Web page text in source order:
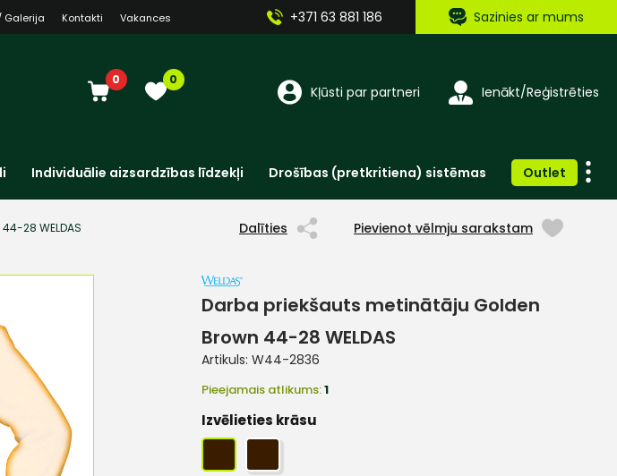
Galerija Kontakti Vakances +371 63 881 186 Sazinies ar mums
0 0
Kļūsti par partneri Ienākt/Reģistrēties
Individuālie aizsardzības līdzekļi Drošības (pretkritiena) sistēmas Outlet
28 WELDAS Dalīties Pievienot vēlmju sarakstam
Darba priekšauts metinātāju Golden
Brown 44-28 WELDAS
Artikuls: W44-2836
Pieejamais atlikums:1
Izvēlieties krāsu